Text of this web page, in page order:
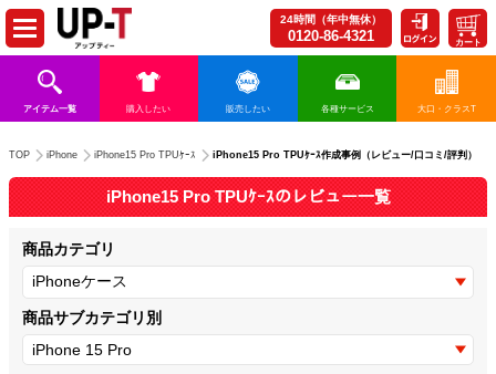
24時間（年中無休）
0120-86-4321 カート
アイテム一覧 購入したい 販売したい 各種サービス 大口・クラスT
TOP iPhone iPhone15 Pro TPUｹｰｽ iPhone15 Pro TPUｹｰｽ作成事例（レビュー/口コミ/評判）
iPhone15 Pro TPUｹｰｽのレビュー一覧
商品カテゴリ
商品サブカテゴリ別